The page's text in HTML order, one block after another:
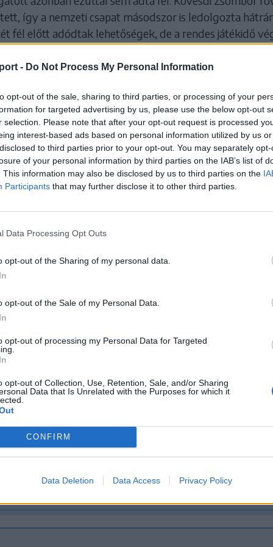
- Do Not Process My Personal Information
opt-out of the sale, sharing to third parties, or processing of your
for targeted advertising by us, please use the below opt-out
selection. Please note that after your opt-out request is processed
interest-based ads based on personal information utilized by us
to third parties prior to your opt-out. You may separately
of your personal information by third parties on the IAB’s list of
This information may also be disclosed by us to third parties on the
Participants that may further disclose it to other third parties.
Data Processing Opt Outs
opt-out of the Sharing of my personal data.
opt-out of the Sale of my Personal Data.
opt-out of processing my Personal Data for Targeted
opt-out of Collection, Use, Retention, Sale, and/or Sharing
Data that Is Unrelated with the Purposes for which it
CONFIRM
Data Deletion Data Access Privacy Policy
így a nemzeti csapat másodszor is ledolgozta
fél előtt adódtak lehetőségek, de a rendes játékidő
sorsáról végül szétlövés döntött, amelyben
bizonyult pontosabbnak, így kiharcolta
együttese június 2-án a Bulgária–Franciaország
majd.
Virgil Bejenaru válogatottjacsoportelsőként jutott
győztesével játszik a legjobb nyolc között.
jutott tovább
Románia a
minifutball
bajnokságon